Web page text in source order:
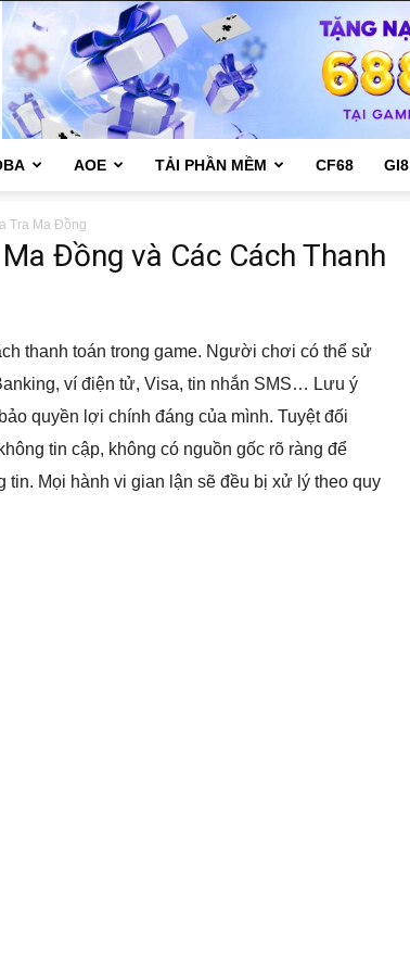
AOE TẢI PHẦN MỀM CF68 GI8
Tra Ma Đồng
Đồng và Các Cách Thanh
thanh toán trong game. Người chơi có thể sử
ví điện tử, Visa, tin nhắn SMS… Lưu ý
quyền lợi chính đáng của mình. Tuyệt đối
tin cập, không có nguồn gốc rõ ràng để
Mọi hành vi gian lận sẽ đều bị xử lý theo quy